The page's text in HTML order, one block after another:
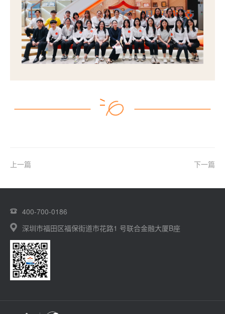
上一篇 下一篇
400-700-0186
深圳市福田区福保街道市花路1 号联合金融大厦B座